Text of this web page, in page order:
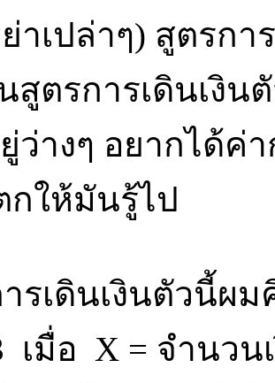
าเปล่าๆ) สูตรกา
สูตรการเดินเงิ
ว่างๆ อยากได้ค่
ให้มันรู้ไป
รเดินเงินตัวนี้ผ
เมื่อ X = จำนวน